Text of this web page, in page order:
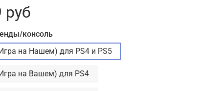
руб
консоль
на Нашем) для PS4 и PS5
на Вашем) для PS4